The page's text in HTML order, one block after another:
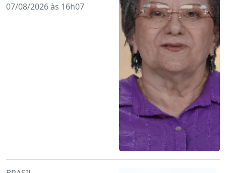
07/08/2026 às 16h07